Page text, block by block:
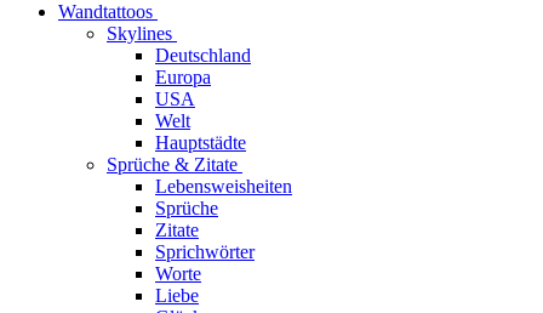
Wandtattoos
Skylines
Deutschland
Europa
USA
Welt
Hauptstädte
Sprüche & Zitate
Lebensweisheiten
Sprüche
Zitate
Sprichwörter
Worte
Liebe